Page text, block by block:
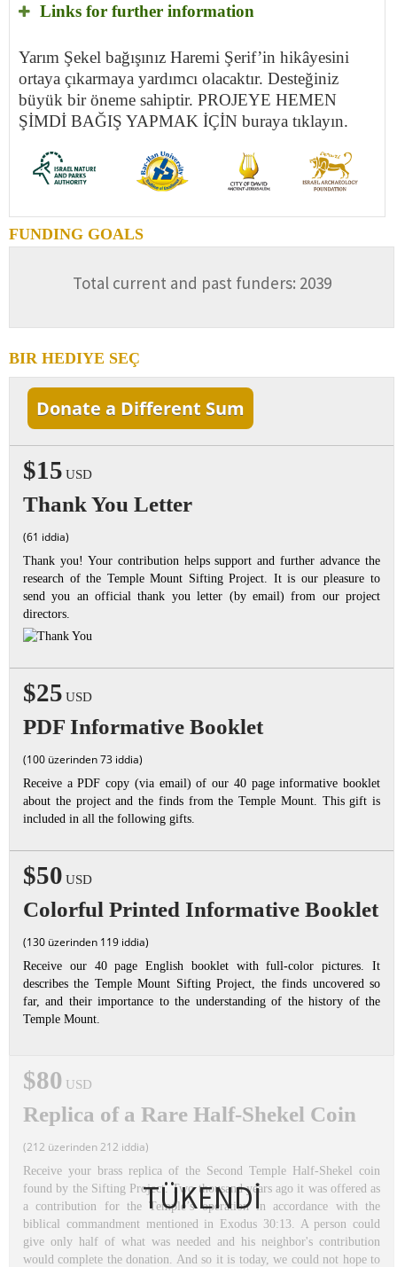
Links for further information
Yarım Şekel bağışınız Haremi Şerif’in hikâyesini
ortaya çıkarmaya yardımcı olacaktır. Desteğiniz
büyük bir öneme sahiptir. PROJEYE HEMEN
ŞİMDİ BAĞIŞ YAPMAK İÇİN buraya tıklayın.
FUNDING GOALS
Total current and past funders: 2039
BIR HEDIYE SEÇ
Donate a Different Sum
$15 USD
Thank You Letter
(61 iddia)
Thank you! Your contribution helps support and further advance the
research of the Temple Mount Sifting Project. It is our pleasure to
send you an official thank you letter (by email) from our project
directors.
$25 USD
PDF Informative Booklet
(100 üzerinden 73 iddia)
Receive a PDF copy (via email) of our 40 page informative booklet
about the project and the finds from the Temple Mount. This gift is
included in all the following gifts.
$50 USD
Colorful Printed Informative Booklet
(130 üzerinden 119 iddia)
Receive our 40 page English booklet with full-color pictures. It
describes the Temple Mount Sifting Project, the finds uncovered so
far, and their importance to the understanding of the history of the
Temple Mount.
TÜKENDİ
$80 USD
Replica of a Rare Half-Shekel Coin
(212 üzerinden 212 iddia)
Receive your brass replica of the Second Temple Half-Shekel coin
found by the Sifting Project. Two thousand years ago it was offered as
a contribution for the Temple’s operation in accordance with the
biblical commandment mentioned in Exodus 30:13. A person could
give only half of what was needed and his neighbor's contribution
would complete the donation. And so it is today, we could not hope to